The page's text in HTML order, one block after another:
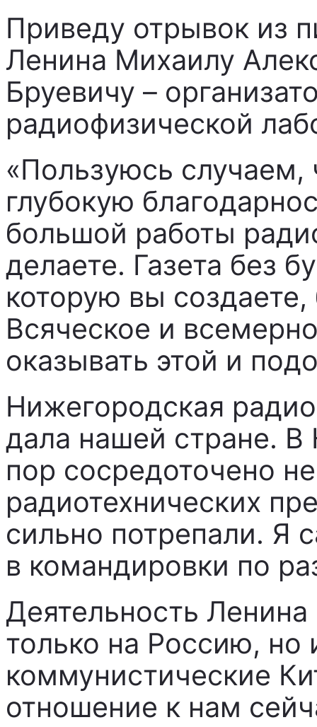
Приведу отрывок из
Ленина Михаилу
Бруевичу –
радиофизической
«Пользуюсь
глубокую
большой работы
делаете. Газета без
которую вы
Всяческое и
оказывать этой и
Нижегородская
дала нашей стране.
пор сосредоточено
радиотехнических
сильно потрепали. Я
в командировки по
Деятельность
только на Россию,
коммунистические
отношение к нам